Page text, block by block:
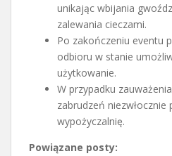
unikając wbijania
zalewania cieczami.
Po zakończeniu eventu
odbioru w stanie
użytkowanie.
W przypadku
zabrudzeń
wypożyczalnię.
Powiązane posty: